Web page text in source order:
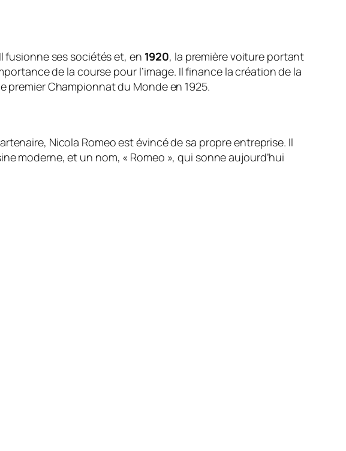
fusionne ses sociétés et, en 1920, la première voiture portant
de la course pour l’image. Il finance la création de la
premier Championnat du Monde en 1925.
Nicola Romeo est évincé de sa propre entreprise. Il
moderne, et un nom, « Romeo », qui sonne aujourd’hui